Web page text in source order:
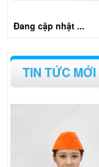
Đang cập nhật ...
TIN TỨC MỚI